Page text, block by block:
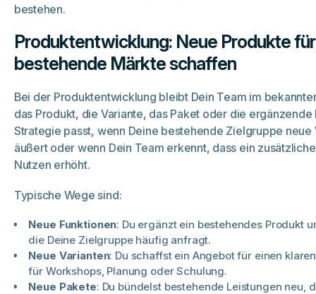
bestehen.
Produktentwicklung: Neue Produkte für
bestehende Märkte schaffen
Bei der Produktentwicklung bleibt Dein Team im
das Produkt, die Variante, das Paket oder die ergänzende
Strategie passt, wenn Deine bestehende Zielgruppe neue
äußert oder wenn Dein Team erkennt, dass ein
Nutzen erhöht.
Typische Wege sind:
Neue Funktionen: Du ergänzt ein bestehendes Produkt
die Deine Zielgruppe häufig anfragt.
Neue Varianten: Du schaffst ein Angebot für einen
für Workshops, Planung oder Schulung.
Neue Pakete: Du bündelst bestehende Leistungen neu,